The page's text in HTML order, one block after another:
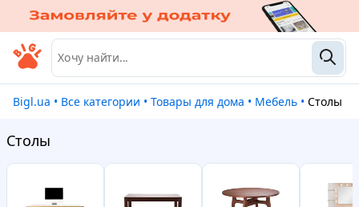
Bigl.ua • Все категории • Товары для дома • Мебель • Столы
Столы